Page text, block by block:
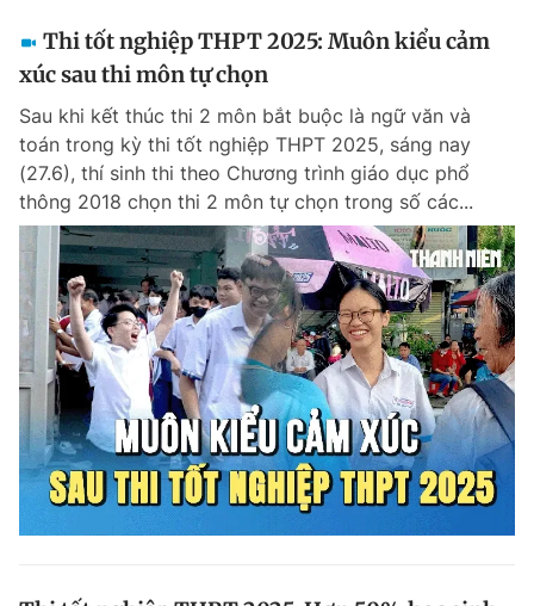
Thi tốt nghiệp THPT 2025: Muôn kiểu cảm
xúc sau thi môn tự chọn
Sau khi kết thúc thi 2 môn bắt buộc là ngữ văn và
toán trong kỳ thi tốt nghiệp THPT 2025, sáng nay
(27.6), thí sinh thi theo Chương trình giáo dục phổ
thông 2018 chọn thi 2 môn tự chọn trong số các...